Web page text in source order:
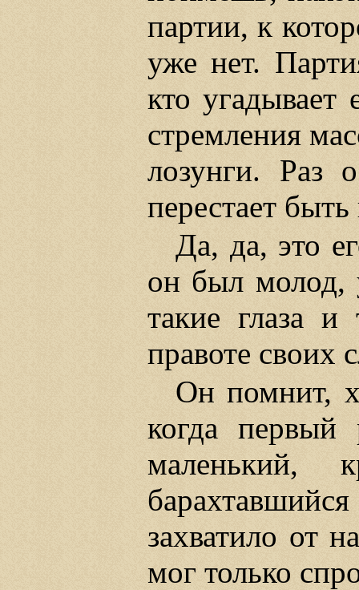
партии, к
уже нет.
кто
стремления
лозунги. Раз
перестает
Да, да, это
он был молод,
такие глаза и
правоте своих
Он помнит,
когда
маленький,
захватило от
мог только